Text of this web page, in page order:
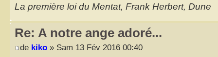
La première loi du Mentat, Frank Herbert, Dune
Re: A notre ange adoré...
de kiko » Sam 13 Fév 2016 00:40